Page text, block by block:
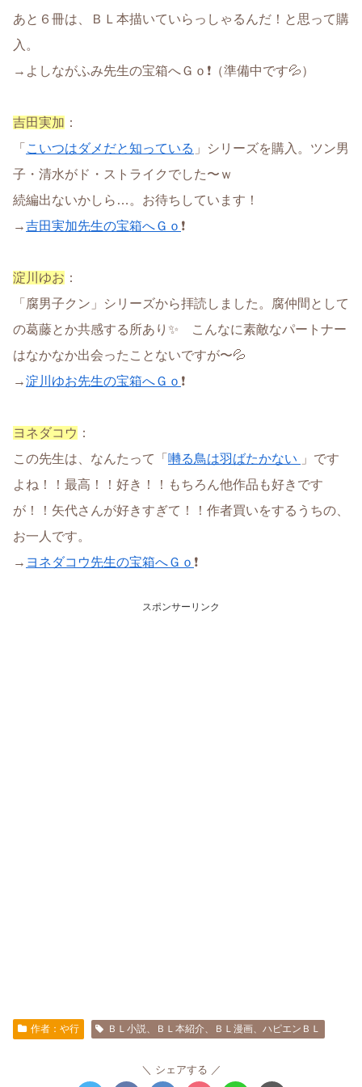
あと６冊は、ＢＬ本描いていらっしゃるんだ！と思って購
入。
→よしながふみ先生の宝箱へＧｏ❗（準備中です💦）
吉田実加 ：
「 こいつはダメだと知っている 」シリーズを購入。ツン男
子・清水がド・ストライクでした〜ｗ
続編出ないかしら…。お待ちしています！
→吉田実加先生の宝箱へＧｏ ❗
淀川ゆお ：
「腐男子クン」シリーズから拝読しました。腐仲間として
の葛藤とか共感する所あり✨ こんなに素敵なパートナー
はなかなか出会ったことないですが〜💦
→淀川ゆお先生の宝箱へＧｏ ❗
ヨネダコウ ：
この先生は、なんたって「 囀る鳥は羽ばたかない
」です
よね！！最高！！好き！！もちろん他作品も好きです
が！！矢代さんが好きすぎて！！作者買いをするうちの、
お一人です。
→ ヨネダコウ先生の宝箱へＧｏ ❗
スポンサーリンク
作者：や行 ＢＬ小説、ＢＬ本紹介、ＢＬ漫画、ハピエンＢＬ
シェアする